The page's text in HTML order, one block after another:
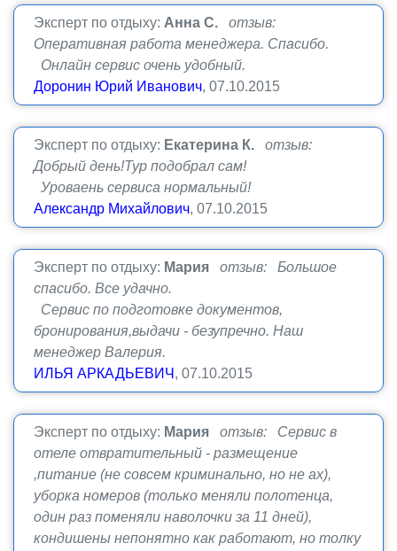
Эксперт по отдыху: Анна С.
отзыв:
Оперативная работа менеджера. Спасибо.
Онлайн сервис очень удобный.
Доронин Юрий Иванович, 07.10.2015
Эксперт по отдыху: Екатерина К.
отзыв:
Добрый день!Тур подобрал сам!
Уроваень сервиса нормальный!
Александр Михайлович, 07.10.2015
Эксперт по отдыху: Мария
отзыв: Большое
спасибо. Все удачно.
Сервис по подготовке документов,
бронирования,выдачи - безупречно. Наш
менеджер Валерия.
ИЛЬЯ АРКАДЬЕВИЧ , 07.10.2015
Эксперт по отдыху: Мария
отзыв: Сервис в
отеле отвратительный - размещение
,питание (не совсем криминально, но не ах),
уборка номеров (только меняли полотенца,
один раз поменяли наволочки за 11 дней),
кондишены непонятно как работают, но толку